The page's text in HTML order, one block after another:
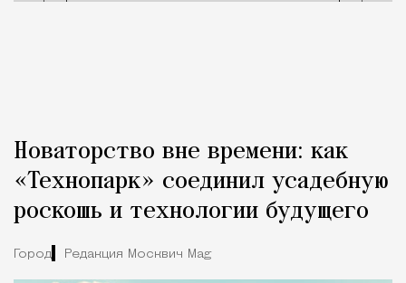
Новаторство вне времени: как
«Технопарк» соединил усадебную
роскошь и технологии будущего
Город Редакция Москвич Mag